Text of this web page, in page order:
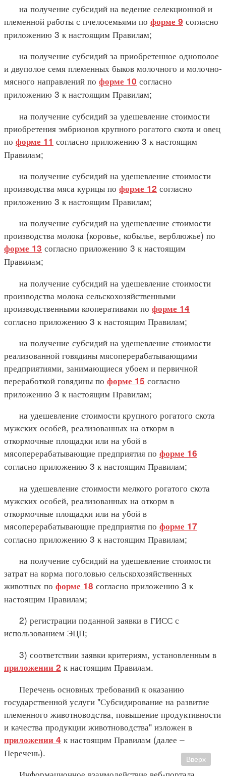
на получение субсидий на ведение селекционной и
племенной работы с пчелосемьями по форме 9 согласно
приложению 3 к настоящим Правилам;
на получение субсидий за приобретенное однополое
и двуполое семя племенных быков молочного и молочно-
мясного направлений по форме 10 согласно
приложению 3 к настоящим Правилам;
на получение субсидий за удешевление стоимости
приобретения эмбрионов крупного рогатого скота и овец
по форме 11 согласно приложению 3 к настоящим
Правилам;
на получение субсидий на удешевление стоимости
производства мяса курицы по форме 12 согласно
приложению 3 к настоящим Правилам;
на получение субсидий на удешевление стоимости
производства молока (коровье, кобылье, верблюжье) по
форме 13 согласно приложению 3 к настоящим
Правилам;
на получение субсидий на удешевление стоимости
производства молока сельскохозяйственными
производственными кооперативами по форме 14
согласно приложению 3 к настоящим Правилам;
на получение субсидий на удешевление стоимости
реализованной говядины мясоперерабатывающими
предприятиями, занимающиеся убоем и первичной
переработкой говядины по форме 15 согласно
приложению 3 к настоящим Правилам;
на удешевление стоимости крупного рогатого скота
мужских особей, реализованных на откорм в
откормочные площадки или на убой в
мясоперерабатывающие предприятия по форме 16
согласно приложению 3 к настоящим Правилам;
на удешевление стоимости мелкого рогатого скота
мужских особей, реализованных на откорм в
откормочные площадки или на убой в
мясоперерабатывающие предприятия по форме 17
согласно приложению 3 к настоящим Правилам;
на получение субсидий на удешевление стоимости
затрат на корма поголовью сельскохозяйственных
животных по форме 18 согласно приложению 3 к
настоящим Правилам;
2) регистрации поданной заявки в ГИСС с
использованием ЭЦП;
3) соответствии заявки критериям, установленным в
приложении 2 к настоящим Правилам.
Перечень основных требований к оказанию
государственной услуги "Субсидирование на развитие
племенного животноводства, повышение продуктивности
и качества продукции животноводства" изложен в
приложении 4 к настоящим Правилам (далее –
Перечень).
Вверх